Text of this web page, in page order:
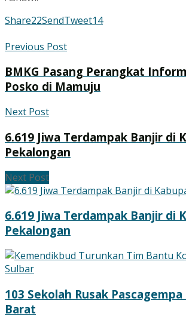
Share22SendTweet14
Previous Post
BMKG Pasang Perangkat
Posko di Mamuju
Next Post
6.619 Jiwa Terdampak Banjir di
Pekalongan
Next Post
6.619 Jiwa Terdampak Banjir di
Pekalongan
103 Sekolah Rusak
Barat